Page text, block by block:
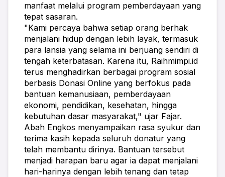
manfaat melalui program pemberdayaan yang
tepat sasaran.
"Kami percaya bahwa setiap orang berhak
menjalani hidup dengan lebih layak, termasuk
para lansia yang selama ini berjuang sendiri di
tengah keterbatasan. Karena itu, Raihmimpi.id
terus menghadirkan berbagai program sosial
berbasis Donasi Online yang berfokus pada
bantuan kemanusiaan, pemberdayaan
ekonomi, pendidikan, kesehatan, hingga
kebutuhan dasar masyarakat," ujar Fajar.
Abah Engkos menyampaikan rasa syukur dan
terima kasih kepada seluruh donatur yang
telah membantu dirinya. Bantuan tersebut
menjadi harapan baru agar ia dapat menjalani
hari-harinya dengan lebih tenang dan tetap